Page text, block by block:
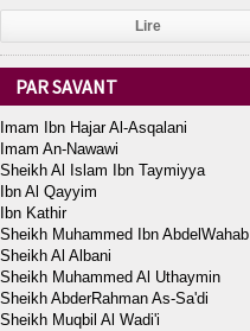
Lire
PAR SAVANT
Imam Ibn Hajar Al-Asqalani
Imam An-Nawawi
Sheikh Al Islam Ibn Taymiyya
Ibn Al Qayyim
Ibn Kathir
Sheikh Muhammed Ibn AbdelWahab
Sheikh Al Albani
Sheikh Muhammed Al Uthaymin
Sheikh AbderRahman As-Sa'di
Sheikh Muqbil Al Wadi'i